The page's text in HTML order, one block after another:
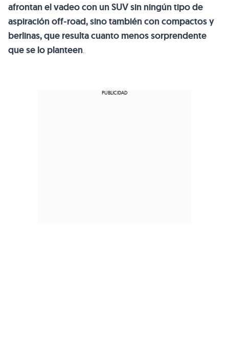
afrontan el vadeo con un SUV sin ningún tipo de
aspiración off-road, sino también con compactos y
berlinas, que resulta cuanto menos sorprendente
que se lo planteen